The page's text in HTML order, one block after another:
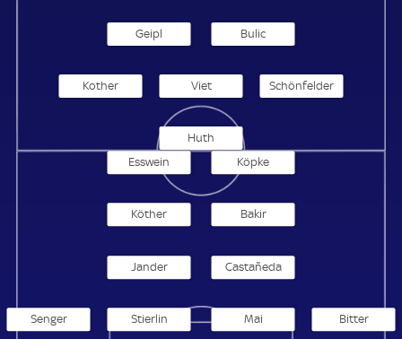
Geipl Bulic
Kother Viet Schönfelder
Huth
Bitter
Mai
Stierlin
Senger
Castañeda
Jander
Bakir
Köther
Köpke
Esswein